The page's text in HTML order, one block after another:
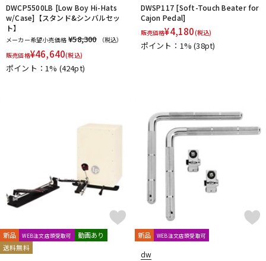
アンプ エフェクター
DTM
楽器アクセサリ
中古 ヴィンテージ
DWCP5500LB [Low Boy Hi-Hats
w/Case]【スタンド&シンバルセッ
ト】
メーカー希望小売価格 ¥58,300
（税込）
販売価格¥46,640(税込)
ポイント：1% (424pt)
DWSP117 [Soft-Touch Beater for
Cajon Pedal]
販売価格¥4,180(税込)
ポイント：1%(38pt)
新品 WEB注文店頭受取可
動画あり
送料無料
新品 WEB注文店頭受取可
dw